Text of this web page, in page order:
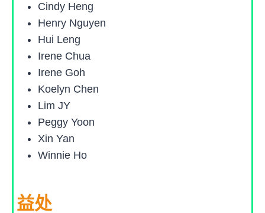
Cindy Heng
Henry Nguyen
Hui Leng
Irene Chua
Irene Goh
Koelyn Chen
Lim JY
Peggy Yoon
Xin Yan
Winnie Ho
益处